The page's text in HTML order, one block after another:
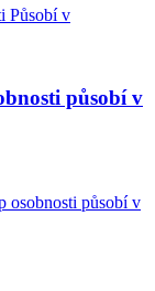
působí v
osobnosti působí v